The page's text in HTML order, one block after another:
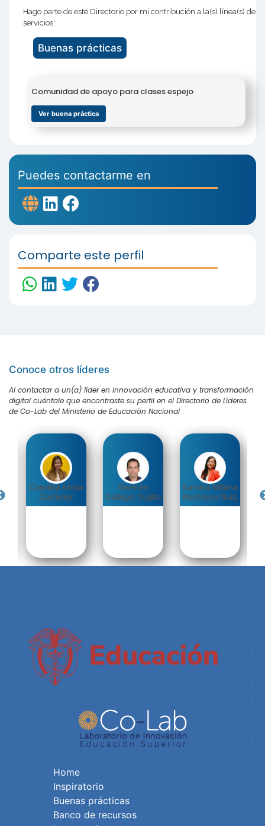
Hago parte de este Directorio por mi contribución a la(s) línea(s) de
servicios:
Buenas prácticas
Comunidad de apoyo para clases espejo
Ver buena práctica
Puedes contactarme en
Comparte este perfil
Conoce otros líderes
Al contactar a un(a) líder en innovación educativa y transformación
digital cuéntale que encontraste su perfil en el Directorio de Líderes
de Co-Lab del Ministerio de Educación Nacional
Carolina Mejía
Corredor
Germán
Gallego Trujillo
Sandra Milena
Restrepo Ruiz
Home
Inspiratorio
Buenas prácticas
Banco de recursos